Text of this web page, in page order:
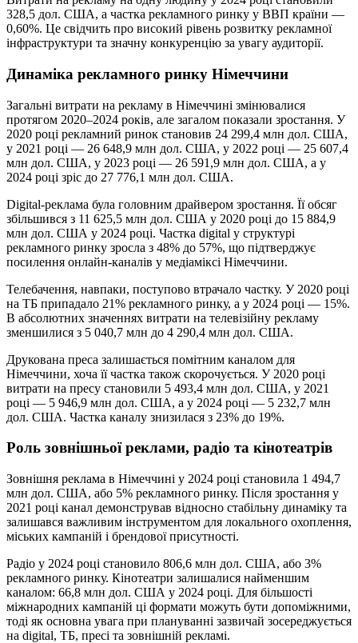
328,5 дол. США, а частка рекламного ринку у ВВП країни —
0,60%. Це свідчить про високий рівень розвитку рекламної
інфраструктури та значну конкуренцію за увагу аудиторії.
Динаміка рекламного ринку Німеччини
Загальні витрати на рекламу в Німеччині змінювалися
протягом 2020–2024 років, але загалом показали зростання. У
2020 році рекламний ринок становив 24 299,4 млн дол. США,
у 2021 році — 26 648,9 млн дол. США, у 2022 році — 25 607,4
млн дол. США, у 2023 році — 26 591,9 млн дол. США, а у
2024 році зріс до 27 776,1 млн дол. США.
Digital-реклама була головним драйвером зростання. Її обсяг
збільшився з 11 625,5 млн дол. США у 2020 році до 15 884,9
млн дол. США у 2024 році. Частка digital у структурі
рекламного ринку зросла з 48% до 57%, що підтверджує
посилення онлайн-каналів у медіаміксі Німеччини.
Телебачення, навпаки, поступово втрачало частку. У 2020 році
на ТБ припадало 21% рекламного ринку, а у 2024 році — 15%.
В абсолютних значеннях витрати на телевізійну рекламу
зменшилися з 5 040,7 млн до 4 290,4 млн дол. США.
Друкована преса залишається помітним каналом для
Німеччини, хоча її частка також скорочується. У 2020 році
витрати на пресу становили 5 493,4 млн дол. США, у 2021
році — 5 946,9 млн дол. США, а у 2024 році — 5 232,7 млн
дол. США. Частка каналу знизилася з 23% до 19%.
Роль зовнішньої реклами, радіо та кінотеатрів
Зовнішня реклама в Німеччині у 2024 році становила 1 494,7
млн дол. США, або 5% рекламного ринку. Після зростання у
2021 році канал демонстрував відносно стабільну динаміку та
залишався важливим інструментом для локального охоплення,
міських кампаній і брендової присутності.
Радіо у 2024 році становило 806,6 млн дол. США, або 3%
рекламного ринку. Кінотеатри залишалися найменшим
каналом: 66,8 млн дол. США у 2024 році. Для більшості
міжнародних кампаній ці формати можуть бути допоміжними,
тоді як основна увага при плануванні зазвичай зосереджується
на digital, ТБ, пресі та зовнішній рекламі.